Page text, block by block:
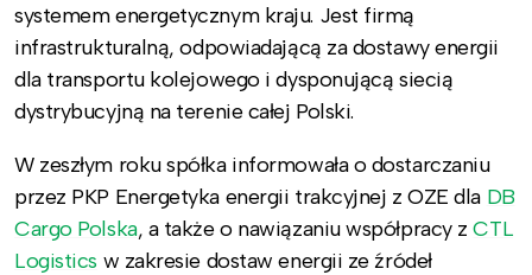
systemem energetycznym kraju. Jest firmą
infrastrukturalną, odpowiadającą za dostawy energii
dla transportu kolejowego i dysponującą siecią
dystrybucyjną na terenie całej Polski.
W zeszłym roku spółka informowała o dostarczaniu
przez PKP Energetyka energii trakcyjnej z OZE dla DB
Cargo Polska, a także o nawiązaniu współpracy zCTL
Logistics w zakresie dostaw energii ze źródeł